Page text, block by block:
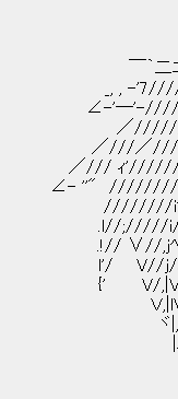
『これは、や
￣｀二ﾆヽ
_, , -
∠-
／
／///／
／/// ｨ
∠- ''"
////////i'/_
.l//;/////i/
.!// ∨//,jﾍ
l'/ V//j/ﾊ
{' V/
Ｖ,|lV/!
ヾ|,V//
|ハ//